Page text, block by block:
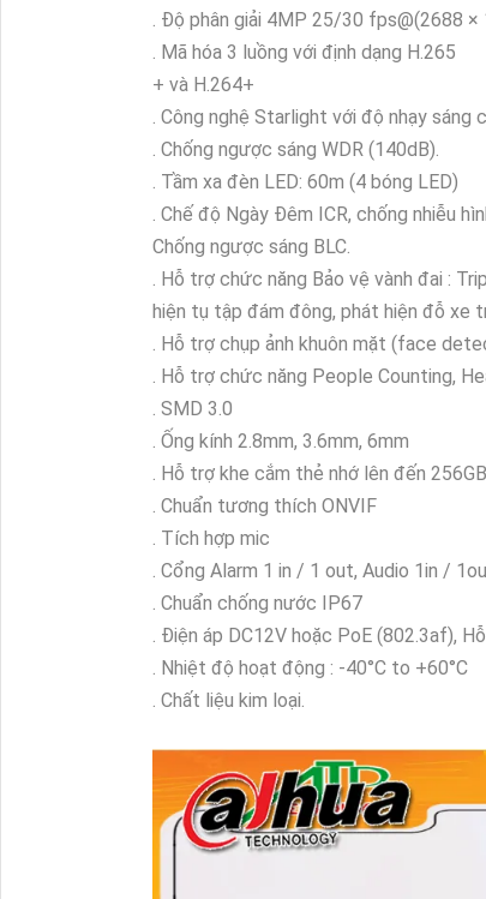
. Độ phân giải 4MP 25/30 fps@(2688 ×
. Mã hóa 3 luồng với định dạng H.265
+ và H.264+
. Công nghệ Starlight với độ nhạy sáng
. Chống ngược sáng WDR (140dB).
. Tầm xa đèn LED: 60m (4 bóng LED)
. Chế độ Ngày Đêm ICR, chống nhiễu
Chống ngược sáng BLC.
. Hỗ trợ chức năng Bảo vệ vành đai :
hiện tụ tập đám đông, phát hiện đỗ xe
. Hỗ trợ chụp ảnh khuôn mặt (face
. Hỗ trợ chức năng People Counting,
. SMD 3.0
. Ống kính 2.8mm, 3.6mm, 6mm
. Hỗ trợ khe cắm thẻ nhớ lên đến 256GB
. Chuẩn tương thích ONVIF
. Tích hợp mic
. Cổng Alarm 1 in / 1 out, Audio 1in /
. Chuẩn chống nước IP67
. Điện áp DC12V hoặc PoE (802.3af),
. Nhiệt độ hoạt động : -40°C to +60°C
. Chất liệu kim loại.